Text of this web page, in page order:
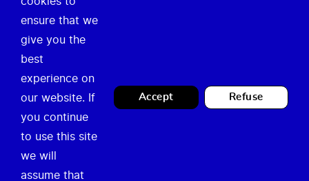
Onze missie
Nieuws
Privacy Policy
Juridische vermeldingen
Contact
ensure that we
give you the
best
experience on
our website. If
you continue
to use this site
we will
assume that
Accept Refuse